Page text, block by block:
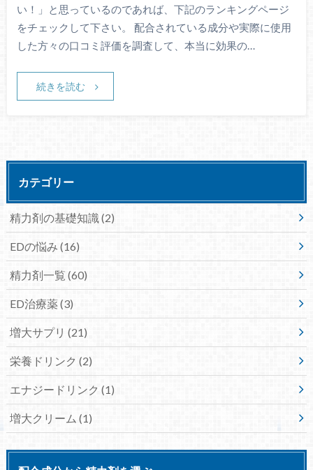
い！」と思っているのであれば、下記のランキングページ
をチェックして下さい。 配合されている成分や実際に使用
した方々の口コミ評価を調査して、本当に効果の…
続きを読む
カテゴリー
精力剤の基礎知識(2)
EDの悩み (16)
精力剤一覧 (60)
ED治療薬(3)
増大サプリ (21)
栄養ドリンク (2)
エナジードリンク (1)
増大クリーム (1)